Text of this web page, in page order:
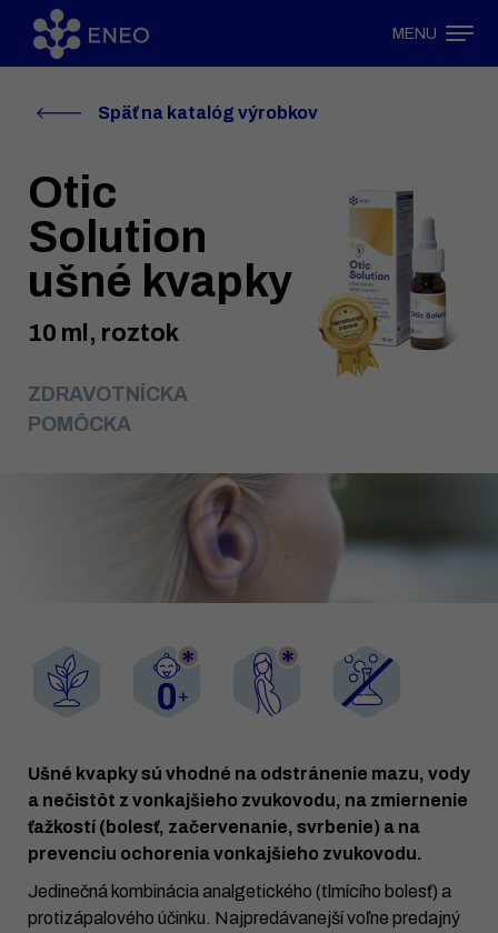
MENU
Späť na katalóg výrobkov
Otic
Solution
ušné kvapky
10 ml, roztok
ZDRAVOTNÍCKA
POMÔCKA
Ušné kvapky sú vhodné na odstránenie mazu, vody
a nečistôt z vonkajšieho zvukovodu, na zmiernenie
ťažkostí (bolesť, začervenanie, svrbenie) a na
prevenciu ochorenia vonkajšieho zvukovodu.
Jedinečná kombinácia analgetického (tlmícího bolesť) a
protizápalového účinku. Najpredávanejší voľne predajný